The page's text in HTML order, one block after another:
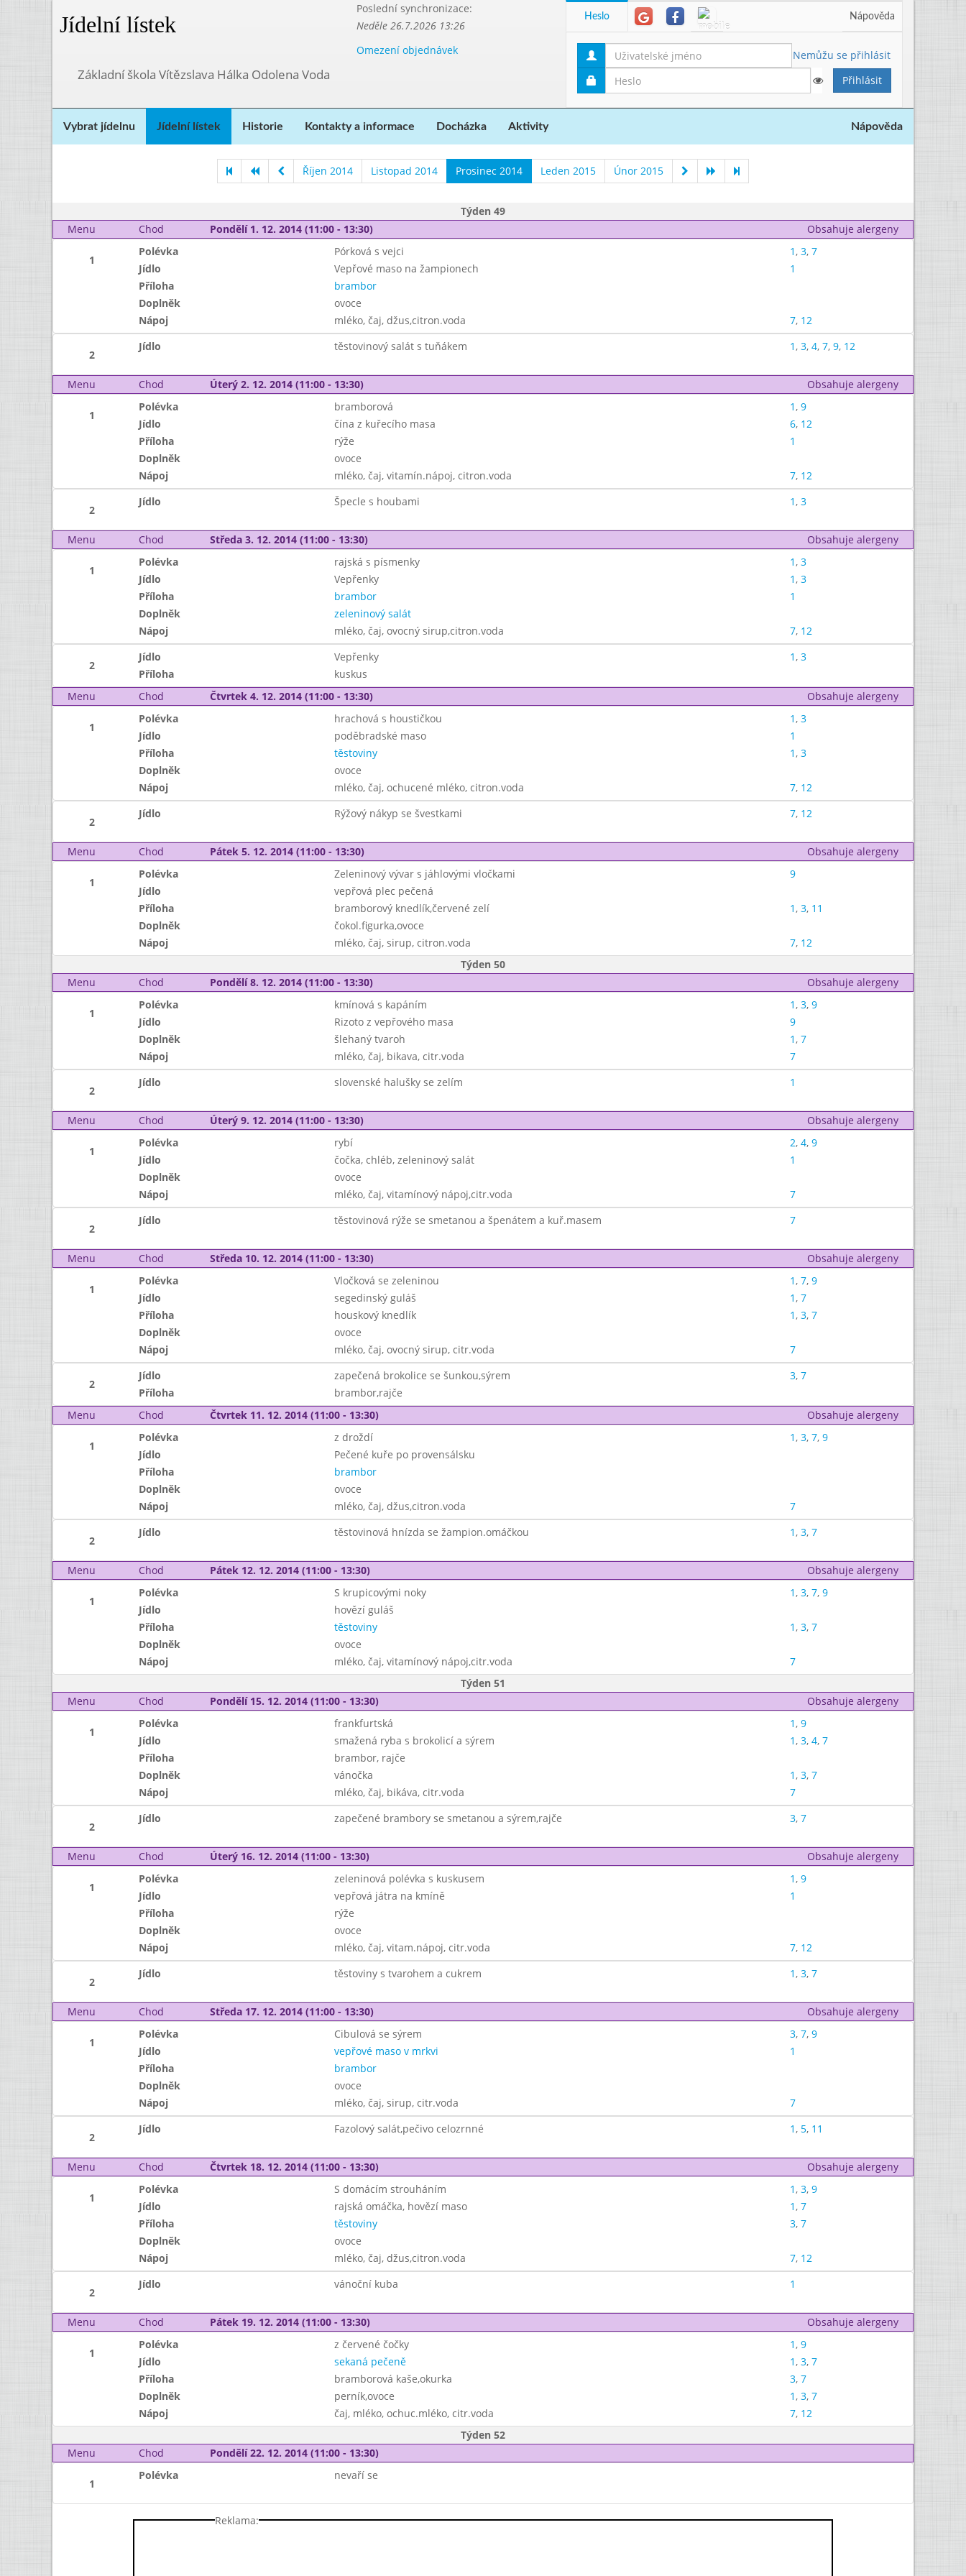
Jídelní lístek
Poslední synchronizace:
Neděle 26.7.2026 13:26
Omezení objednávek
Základní škola Vítězslava Hálka Odolena Voda
Heslo Nápověda
Nemůžu se přihlásit
Vybrat jídelnu Jídelní lístek Historie Kontakty a informace Docházka Aktivity Nápověda
Říjen 2014 Listopad 2014 Prosinec 2014 Leden 2015 Únor 2015
Týden 49
Menu
Chod Pondělí 1. 12. 2014 (11:00 - 13:30) Obsahuje alergeny
1
Polévka Pórková s vejci 1, 3, 7
Jídlo
Vepřové maso na žampionech
1
Příloha
brambor
Doplněk
ovoce
Nápoj
mléko, čaj, džus,citron.voda 7, 12
2
Jídlo těstovinový salát s tuňákem 1, 3, 4, 7, 9, 12
Menu Chod Úterý 2. 12. 2014 (11:00 - 13:30) Obsahuje alergeny
1
Polévka bramborová 1, 9
Jídlo
čína z kuřecího masa 6, 12
Příloha
rýže
1
Doplněk
ovoce
Nápoj
mléko, čaj, vitamín.nápoj, citron.voda 7, 12
2
Jídlo Špecle s houbami 1, 3
Menu Chod Středa 3. 12. 2014 (11:00 - 13:30) Obsahuje alergeny
1
Polévka rajská s písmenky 1, 3
Jídlo
Vepřenky 1, 3
Příloha
brambor
1
Doplněk
zeleninový salát
Nápoj
mléko, čaj, ovocný sirup,citron.voda 7, 12
2
Jídlo Vepřenky 1, 3
Příloha
kuskus
Menu
Chod Čtvrtek 4. 12. 2014 (11:00 - 13:30) Obsahuje alergeny
1
Polévka hrachová s houstičkou 1, 3
Jídlo
poděbradské maso
1
Příloha
těstoviny 1, 3
Doplněk
ovoce
Nápoj
mléko, čaj, ochucené mléko, citron.voda 7, 12
2
Jídlo Rýžový nákyp se švestkami 7, 12
Menu Chod Pátek 5. 12. 2014 (11:00 - 13:30) Obsahuje alergeny
1
Polévka Zeleninový vývar s jáhlovými vločkami
9
Jídlo
vepřová plec pečená
Příloha
bramborový knedlík,červené zelí 1, 3, 11
Doplněk
čokol.figurka,ovoce
Nápoj
mléko, čaj, sirup, citron.voda 7, 12
Týden 50
Menu
Chod Pondělí 8. 12. 2014 (11:00 - 13:30) Obsahuje alergeny
1
Polévka kmínová s kapáním 1, 3, 9
Jídlo
Rizoto z vepřového masa
9
Doplněk
šlehaný tvaroh 1, 7
Nápoj
mléko, čaj, bikava, citr.voda 7
2
Jídlo slovenské halušky se zelím 1
Menu Chod Úterý 9. 12. 2014 (11:00 - 13:30) Obsahuje alergeny
1
Polévka rybí 2, 4, 9
Jídlo
čočka, chléb, zeleninový salát
1
Doplněk
ovoce
Nápoj
mléko, čaj, vitamínový nápoj,citr.voda 7
2
Jídlo těstovinová rýže se smetanou a špenátem a kuř.masem 7
Menu Chod Středa 10. 12. 2014 (11:00 - 13:30) Obsahuje alergeny
1
Polévka Vločková se zeleninou 1, 7, 9
Jídlo
segedinský guláš 1, 7
Příloha
houskový knedlík 1, 3, 7
Doplněk
ovoce
Nápoj
mléko, čaj, ovocný sirup, citr.voda 7
2
Jídlo zapečená brokolice se šunkou,sýrem 3, 7
Příloha
brambor,rajče
Menu
Chod Čtvrtek 11. 12. 2014 (11:00 - 13:30) Obsahuje alergeny
1
Polévka z droždí 1, 3, 7, 9
Jídlo
Pečené kuře po provensálsku
Příloha
brambor
Doplněk
ovoce
Nápoj
mléko, čaj, džus,citron.voda 7
2
Jídlo těstovinová hnízda se žampion.omáčkou 1, 3, 7
Menu Chod Pátek 12. 12. 2014 (11:00 - 13:30) Obsahuje alergeny
1
Polévka S krupicovými noky 1, 3, 7, 9
Jídlo
hovězí guláš
Příloha
těstoviny 1, 3, 7
Doplněk
ovoce
Nápoj
mléko, čaj, vitamínový nápoj,citr.voda
7
Týden 51
Menu
Chod Pondělí 15. 12. 2014 (11:00 - 13:30) Obsahuje alergeny
1
Polévka frankfurtská 1, 9
Jídlo
smažená ryba s brokolicí a sýrem 1, 3, 4, 7
Příloha
brambor, rajče
Doplněk
vánočka 1, 3, 7
Nápoj
mléko, čaj, bikáva, citr.voda 7
2
Jídlo zapečené brambory se smetanou a sýrem,rajče 3, 7
Menu Chod Úterý 16. 12. 2014 (11:00 - 13:30) Obsahuje alergeny
1
Polévka zeleninová polévka s kuskusem 1, 9
Jídlo
vepřová játra na kmíně
1
Příloha
rýže
Doplněk
ovoce
Nápoj
mléko, čaj, vitam.nápoj, citr.voda 7, 12
2
Jídlo těstoviny s tvarohem a cukrem 1, 3, 7
Menu Chod Středa 17. 12. 2014 (11:00 - 13:30) Obsahuje alergeny
1
Polévka Cibulová se sýrem 3, 7, 9
Jídlo
vepřové maso v mrkvi
1
Příloha
brambor
Doplněk
ovoce
Nápoj
mléko, čaj, sirup, citr.voda 7
2
Jídlo Fazolový salát,pečivo celozrnné 1, 5, 11
Menu Chod Čtvrtek 18. 12. 2014 (11:00 - 13:30) Obsahuje alergeny
1
Polévka S domácím strouháním 1, 3, 9
Jídlo
rajská omáčka, hovězí maso 1, 7
Příloha
těstoviny 3, 7
Doplněk
ovoce
Nápoj
mléko, čaj, džus,citron.voda 7, 12
2
Jídlo vánoční kuba 1
Menu Chod Pátek 19. 12. 2014 (11:00 - 13:30) Obsahuje alergeny
1
Polévka z červené čočky 1, 9
Jídlo
sekaná pečeně 1, 3, 7
Příloha
bramborová kaše,okurka 3, 7
Doplněk
perník,ovoce 1, 3, 7
Nápoj
čaj, mléko, ochuc.mléko, citr.voda 7, 12
Týden 52
Menu
Chod Pondělí 22. 12. 2014 (11:00 - 13:30)
1
Polévka nevaří se
Reklama: